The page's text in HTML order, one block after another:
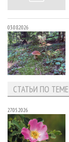
03.08.2026
СТАТЬИ ПО ТЕМЕ
27.05.2026